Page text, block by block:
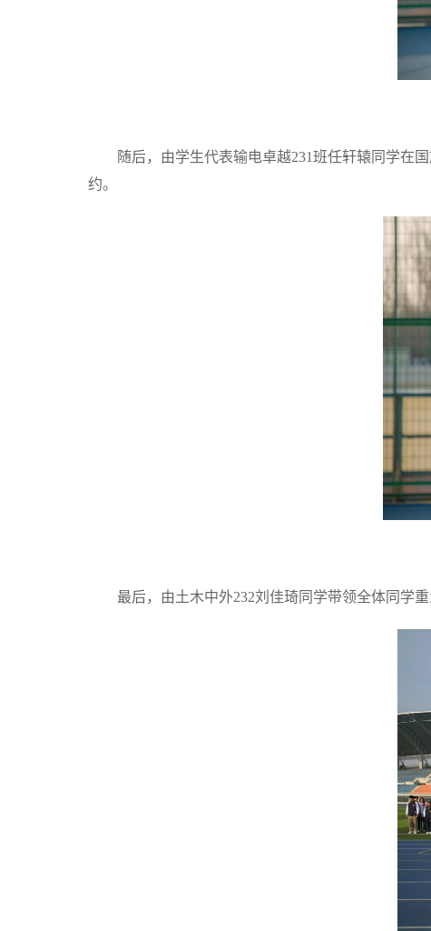
随后，由学生代表输电卓越231班任轩辕同学在
约。
最后，由土木中外232刘佳琦同学带领全体同学重